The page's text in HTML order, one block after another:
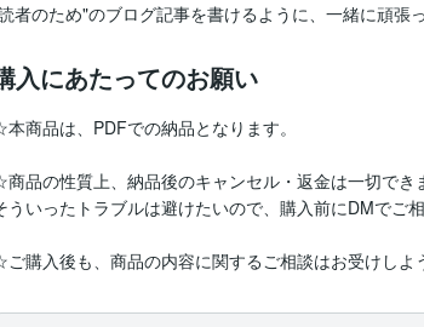
者のため"のブログ記事を書けるように、一緒に頑張
入にあたってのお願い
商品は、PDFでの納品となります。
品の性質上、納品後のキャンセル・返金は一切でき
ういったトラブルは避けたいので、購入前にDMでご相
購入後も、商品の内容に関するご相談はお受けしよ